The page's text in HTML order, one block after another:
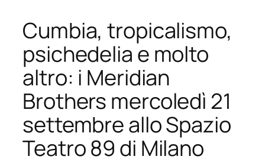
Cumbia, tropicalismo,
psichedelia e molto
altro: i Meridian
Brothers mercoledì 21
settembre allo Spazio
Teatro 89 di Milano